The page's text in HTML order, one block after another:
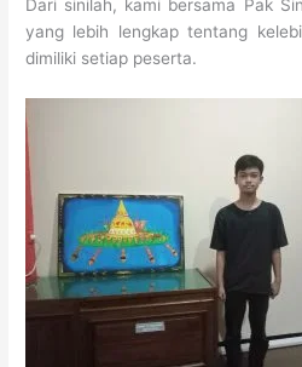
Dari sinilah, kami bersama Pak
yang lebih lengkap tentang
dimiliki setiap peserta.